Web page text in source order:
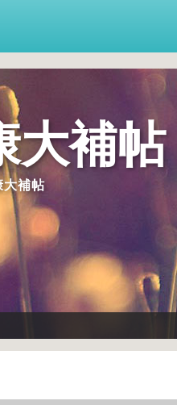
大補帖
大補帖